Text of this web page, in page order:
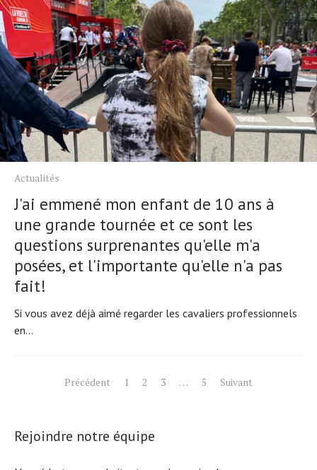
Actualités
J'ai emmené mon enfant de 10 ans à
une grande tournée et ce sont les
questions surprenantes qu'elle m'a
posées, et l'importante qu'elle n'a pas
fait!
Si vous avez déjà aimé regarder les cavaliers professionnels
en...
Pagination
publications
Précédent 1 2 3 … 5 Suivant
Rejoindre notre équipe